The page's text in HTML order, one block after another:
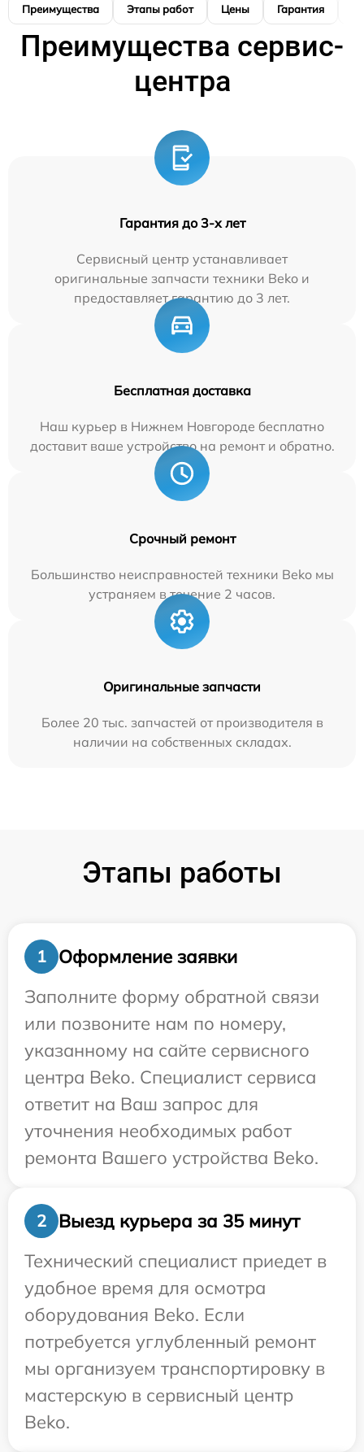
Преимущества Этапы работ Цены Гарантия
Преимущества сервис-
центра
Гарантия до 3-х лет
Сервисный центр устанавливает
оригинальные запчасти техники Beko и
предоставляет гарантию до 3 лет.
Бесплатная доставка
Наш курьер в Нижнем Новгороде бесплатно
доставит ваше устройство на ремонт и обратно.
Срочный ремонт
Большинство неисправностей техники Beko мы
устраняем в течение 2 часов.
Оригинальные запчасти
Более 20 тыс. запчастей от производителя в
наличии на собственных складах.
Этапы работы
1
Оформление заявки
Заполните форму обратной связи
или позвоните нам по номеру,
указанному на сайте сервисного
центра Beko. Специалист сервиса
ответит на Ваш запрос для
уточнения необходимых работ
ремонта Вашего устройства Beko.
2
Выезд курьера за 35 минут
Технический специалист приедет в
удобное время для осмотра
оборудования Beko. Если
потребуется углубленный ремонт
мы организуем транспортировку в
мастерскую в сервисный центр
Beko.